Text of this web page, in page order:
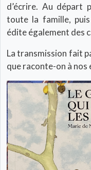
d’écrire. Au départ
toute la famille,
édite également des
La transmission fait
que raconte-on à nos